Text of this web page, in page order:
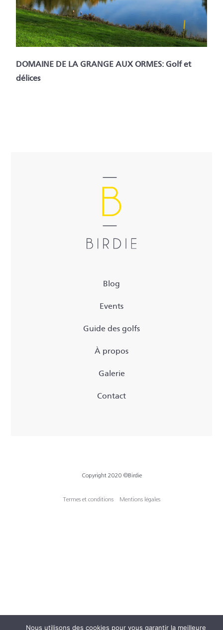
DOMAINE DE LA GRANGE AUX ORMES: Golf et
délices
Blog
Events
Guide des golfs
À propos
Galerie
Contact
Copyright 2020 ©Birdie
Termes et conditions Mentions légales
Nous utilisons des cookies pour vous garantir la meilleure